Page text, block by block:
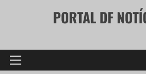
PORTAL DF
Primary